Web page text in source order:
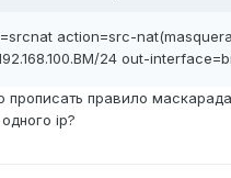
action=src-
24 out-
прописать правило
ip?